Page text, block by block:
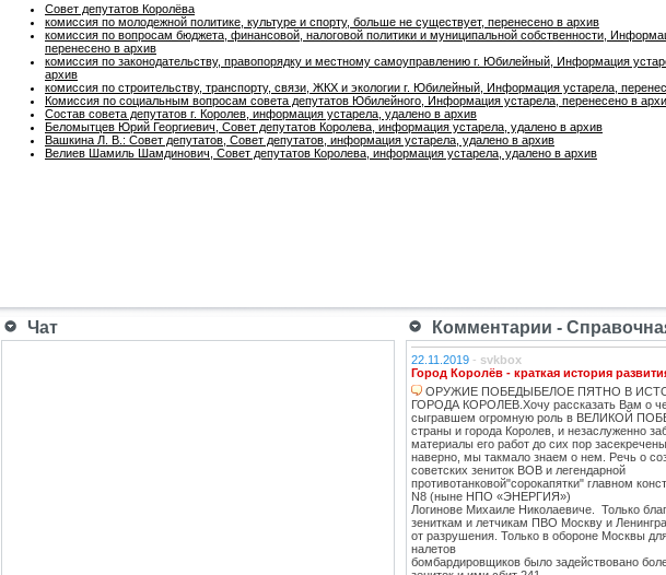
Совет депутатов Королёва
комиссия по молодежной политике, культуре и спорту, больше не существует, перенесено в архив
комиссия по вопросам бюджета, финансовой, налоговой политики и муниципальной собственности,
перенесено в архив
комиссия по законодательству, правопорядку и местному самоуправлению г. Юбилейный, Информация
архив
комиссия по строительству, транспорту, связи, ЖКХ и экологии г. Юбилейный, Информация устарела,
Комиссия по социальным вопросам совета депутатов Юбилейного, Информация устарела, перенесено в
Состав совета депутатов г. Королев, информация устарела, удалено в архив
Беломытцев Юрий Георгиевич, Совет депутатов Королева, информация устарела, удалено в архив
Вашкина Л. В.: Совет депутатов, Совет депутатов, информация устарела, удалено в архив
Велиев Шамиль Шамдинович, Совет депутатов Королева, информация устарела, удалено в архив
Чат Комментарии -
22.11.2019 - svkbox
Город Королёв - краткая история
ОРУЖИЕ ПОБЕДЫБЕЛОЕ ПЯТНО В
ГОРОДА КОРОЛЕВ.Хочу рассказать Вам о
сыгравшем огромную роль в ВЕЛИКОЙ
страны и города Королев, и незаслуженно
материалы его работ до сих пор
наверно, мы такмало знаем о нем. Речь о
советских зениток ВОВ и легендарной
противотанковой"сорокапятки" главном
N8 (ныне НПО «ЭНЕРГИЯ»)
Логинове Михаиле Николаевиче. Только
зениткам и летчикам ПВО Москву и
от разрушения. Только в обороне Москвы
налетов
бомбардировщиков было задействовано